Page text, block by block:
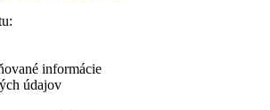
informácie
údajov